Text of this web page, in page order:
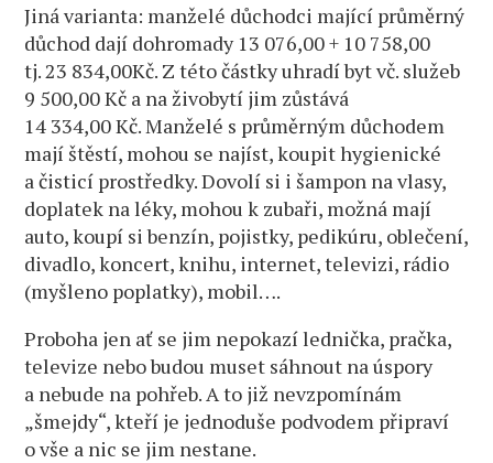
Jiná varianta: manželé důchodci mající průměrný
důchod dají dohromady 13 076,00 + 10 758,00
tj. 23 834,00Kč. Z této částky uhradí byt vč. služeb
9 500,00 Kč a na živobytí jim zůstává
14 334,00 Kč. Manželé s průměrným důchodem
mají štěstí, mohou se najíst, koupit hygienické
a čisticí prostředky. Dovolí si i šampon na vlasy,
doplatek na léky, mohou k zubaři, možná mají
auto, koupí si benzín, pojistky, pedikúru, oblečení,
divadlo, koncert, knihu, internet, televizi, rádio
(myšleno poplatky), mobil….
Proboha jen ať se jim nepokazí lednička, pračka,
televize nebo budou muset sáhnout na úspory
a nebude na pohřeb. A to již nevzpomínám
„šmejdy“, kteří je jednoduše podvodem připraví
o vše a nic se jim nestane.